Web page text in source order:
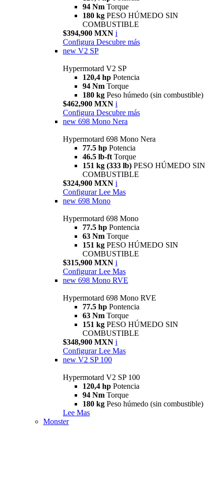
94 Nm Torque
180 kg PESO HÚMEDO SIN
COMBUSTIBLE
$394,900 MXN i
Configura Descubre más
new V2 SP
Hypermotard V2 SP
120,4 hp Potencia
94 Nm Torque
180 kg Peso húmedo (sin combustible)
$462,900 MXN i
Configura Descubre más
new 698 Mono Nera
Hypermotard 698 Mono Nera
77.5 hp Potencia
46.5 lb-ft Torque
151 kg (333 lb) PESO HÚMEDO SIN
COMBUSTIBLE
$324,900 MXN i
Configurar Lee Mas
new 698 Mono
Hypermotard 698 Mono
77.5 hp Pontencia
63 Nm Torque
151 kg PESO HÚMEDO SIN
COMBUSTIBLE
$315,900 MXN i
Configurar Lee Mas
new 698 Mono RVE
Hypermotard 698 Mono RVE
77.5 hp Pontencia
63 Nm Torque
151 kg PESO HÚMEDO SIN
COMBUSTIBLE
$348,900 MXN i
Configurar Lee Mas
new V2 SP 100
Hypermotard V2 SP 100
120,4 hp Potencia
94 Nm Torque
180 kg Peso húmedo (sin combustible)
Lee Mas
Monster